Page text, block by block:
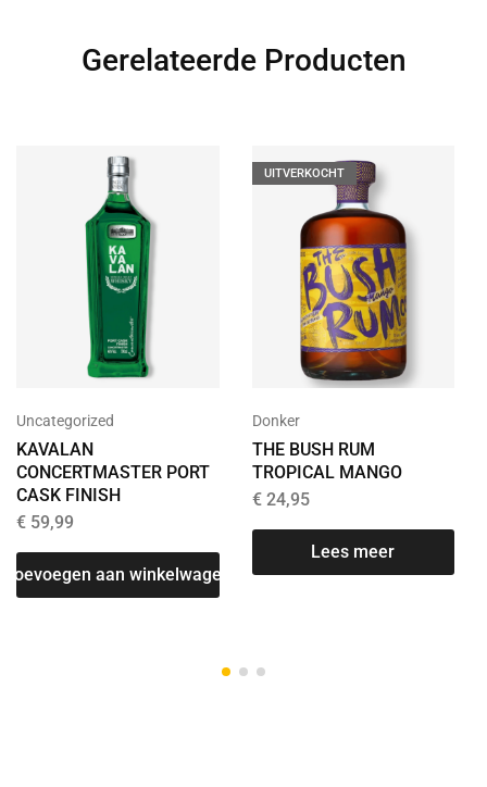
Gerelateerde Producten
Uncategorized
KAVALAN
CONCERTMASTER PORT
CASK FINISH
€ 59,99
Toevoegen aan winkelwagen
UITVERKOCHT
Donker
THE BUSH RUM
TROPICAL MANGO
€24,95
Lees meer